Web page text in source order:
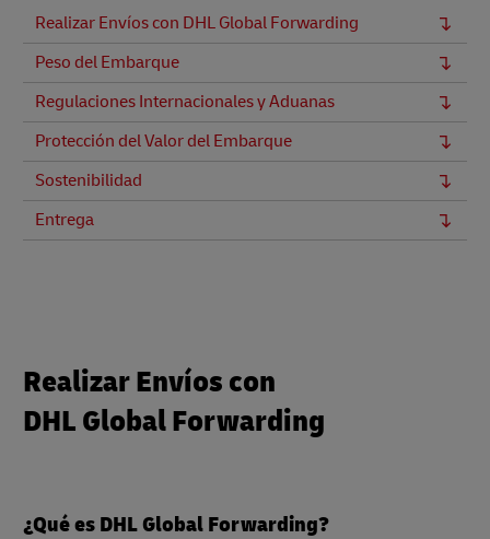
Realizar Envíos con DHL Global Forwarding
Peso del Embarque
Regulaciones Internacionales y Aduanas
Protección del Valor del Embarque
Sostenibilidad
Entrega
Realizar Envíos con
DHL Global Forwarding
¿Qué es DHL Global Forwarding?